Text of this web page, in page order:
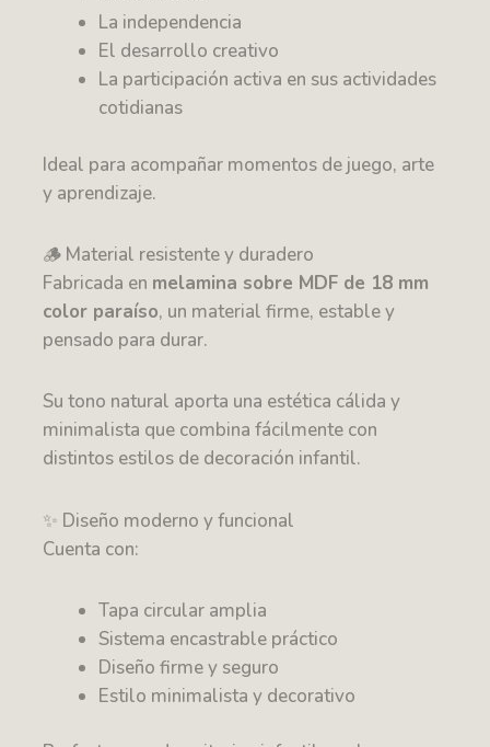
La independencia
El desarrollo creativo
La participación activa en sus actividades
cotidianas
Ideal para acompañar momentos de juego, arte
y aprendizaje.
🪵 Material resistente y duradero
Fabricada en melamina sobre MDF de 18 mm
color paraíso, un material firme, estable y
pensado para durar.
Su tono natural aporta una estética cálida y
minimalista que combina fácilmente con
distintos estilos de decoración infantil.
✨ Diseño moderno y funcional
Cuenta con:
Tapa circular amplia
Sistema encastrable práctico
Diseño firme y seguro
Estilo minimalista y decorativo